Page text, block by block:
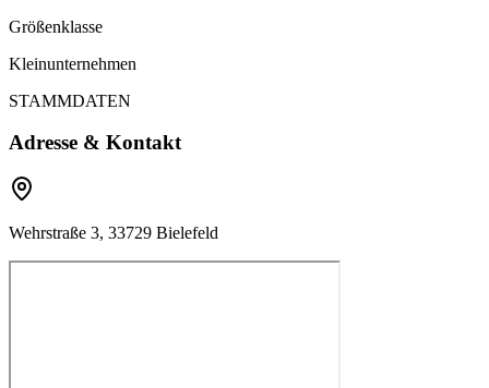
Größenklasse
Kleinunternehmen
STAMMDATEN
Adresse & Kontakt
Wehrstraße 3, 33729 Bielefeld